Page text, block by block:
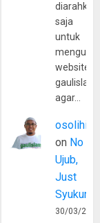
diarahkan
saja
untuk
website
agar…
osolihin
on No
Ujub,
Just
Syukur
30/03/